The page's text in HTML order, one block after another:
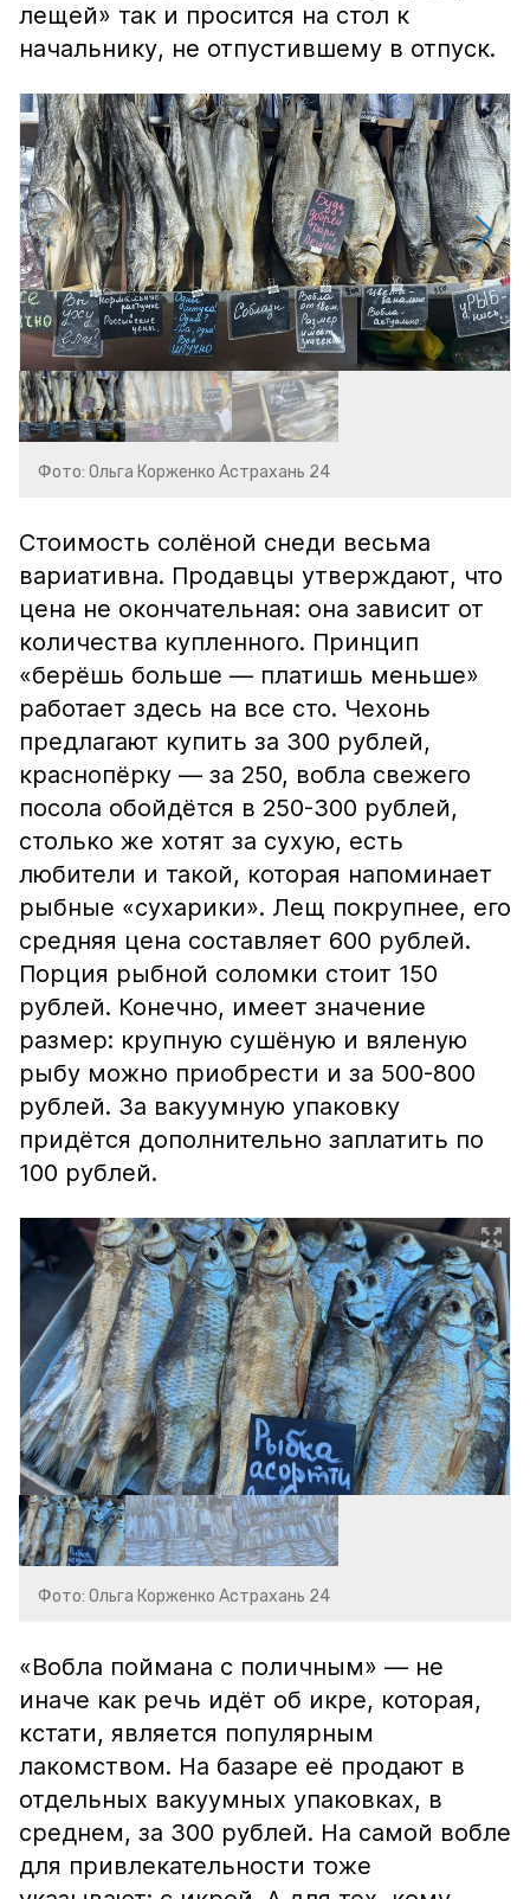
лещей» так и просится на стол к
начальнику, не отпустившему в отпуск.
Фото: Ольга Корженко Астрахань 24
Стоимость солёной снеди весьма
вариативна. Продавцы утверждают, что
цена не окончательная: она зависит от
количества купленного. Принцип
«берёшь больше — платишь меньше»
работает здесь на все сто. Чехонь
предлагают купить за 300 рублей,
краснопёрку — за 250, вобла свежего
посола обойдётся в 250-300 рублей,
столько же хотят за сухую, есть
любители и такой, которая напоминает
рыбные «сухарики». Лещ покрупнее, его
средняя цена составляет 600 рублей.
Порция рыбной соломки стоит 150
рублей. Конечно, имеет значение
размер: крупную сушёную и вяленую
рыбу можно приобрести и за 500-800
рублей. За вакуумную упаковку
придётся дополнительно заплатить по
100 рублей.
Фото: Ольга Корженко Астрахань 24
«Вобла поймана с поличным» — не
иначе как речь идёт об икре, которая,
кстати, является популярным
лакомством. На базаре её продают в
отдельных вакуумных упаковках, в
среднем, за 300 рублей. На самой вобле
для привлекательности тоже